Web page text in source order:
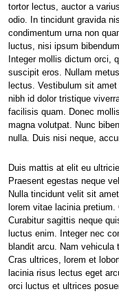
tortor lectus, auctor a
odio. In tincidunt gravida
condimentum urna non
luctus, nisi ipsum
Integer mollis dictum orci,
suscipit eros. Nullam
lectus. Vestibulum sit
nibh id dolor tristique
facilisis quam. Donec
magna volutpat. Nunc
nulla. Duis nisi neque,
Duis mattis at elit eu
Praesent egestas neque
Nulla tincidunt velit sit
lorem vitae lacinia
Curabitur sagittis neque
luctus enim. Integer nec
blandit arcu. Nam
Cras ultrices, lorem et
lacinia risus lectus eget
orci luctus et ultrices